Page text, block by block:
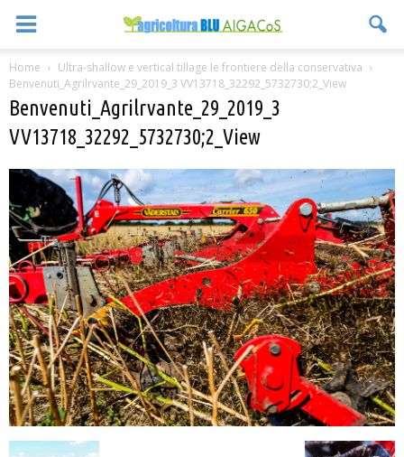
Home
Ultra-shallow e vertical tillage le frontiere della conservativa
Benvenuti_Agrilrvante_29_2019_3 VV13718_32292_5732730;2_View
Benvenuti_Agrilrvante_29_2019_3
VV13718_32292_5732730;2_View